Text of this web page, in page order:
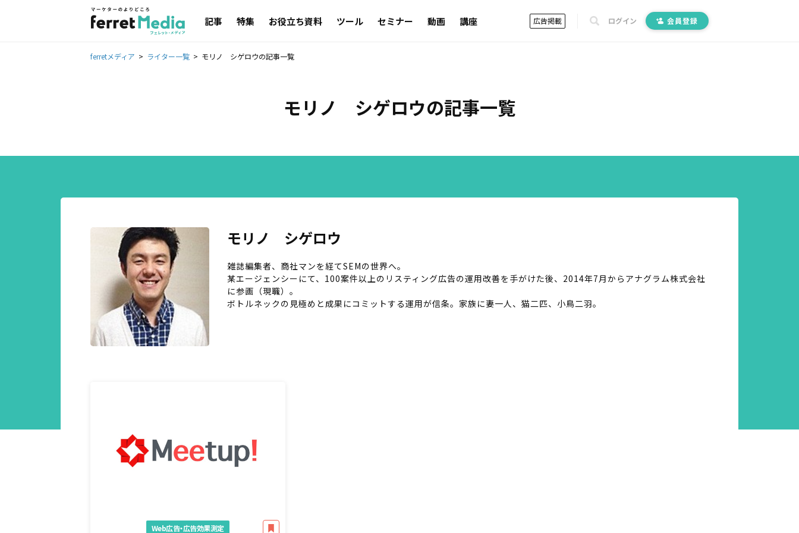
記事 特集 お役立ち資料 ツール セミナー 動画 講座 広告掲載 ログイン 会員登録
ferretメディア ライター一覧 モリノ シゲロウの記事一覧
モリノ シゲロウの記事一覧
モリノ シゲロウ
雑誌編集者、商社マンを経てSEMの世界へ。
某エージェンシーにて、100案件以上のリスティング広告の運用改善を手がけた後、2014年7月からアナグラム株式会社
に参画（現職）。
ボトルネックの見極めと成果にコミットする運用が信条。家族に妻一人、猫二匹、小鳥二羽。
Web広告・広告効果測定